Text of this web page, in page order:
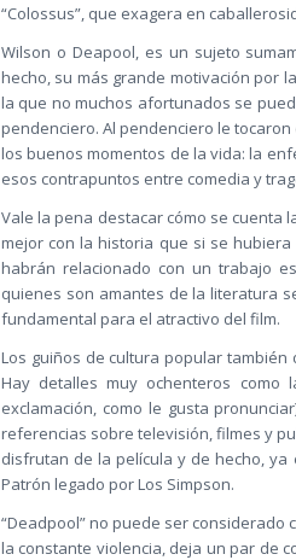
“Colossus”, que exagera en
Wilson o Deapool, es un sujeto
hecho, su más grande motivación por
la que no muchos afortunados se
pendenciero. Al pendenciero le
los buenos momentos de la vida: la
esos contrapuntos entre comedia y
Vale la pena destacar cómo se cuenta
mejor con la historia que si se
habrán relacionado con un trabajo
quienes son amantes de la literatura
fundamental para el atractivo del film.
Los guiños de cultura popular
Hay detalles muy ochenteros como
exclamación, como le gusta
referencias sobre televisión, filmes y
disfrutan de la película y de hecho,
Patrón legado por Los Simpson.
“Deadpool” no puede ser considerado
la constante violencia, deja un par de